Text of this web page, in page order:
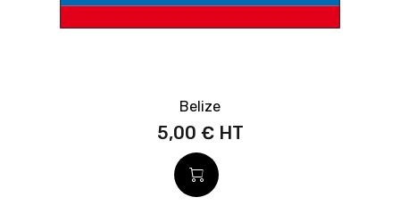
Belize
5,00 €